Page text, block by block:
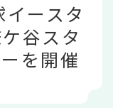
イースタ
谷スタ
を開催